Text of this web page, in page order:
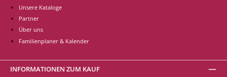
Unsere Kataloge
Partner
Über uns
Familienplaner & Kalender
INFORMATIONEN ZUM KAUF